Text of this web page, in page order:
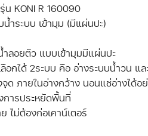
น KONI R 160090
น้ำระบบ เข้ามุม (มีแผ่นปะ)
ำลอยตัว แบบเข้ามุมมีแผ่นปะ
ลือกได้ 2ระบบ คือ อ่างระบบน้ำวน
จุด ภายในอ่างกว้าง นอนแช่อ่างได้อ
การประหยัดพื้นที่
ไม่ต้องก่อเคาน์เตอร์